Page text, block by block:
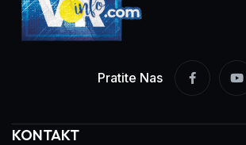
Pratite Nas
KONTAKT